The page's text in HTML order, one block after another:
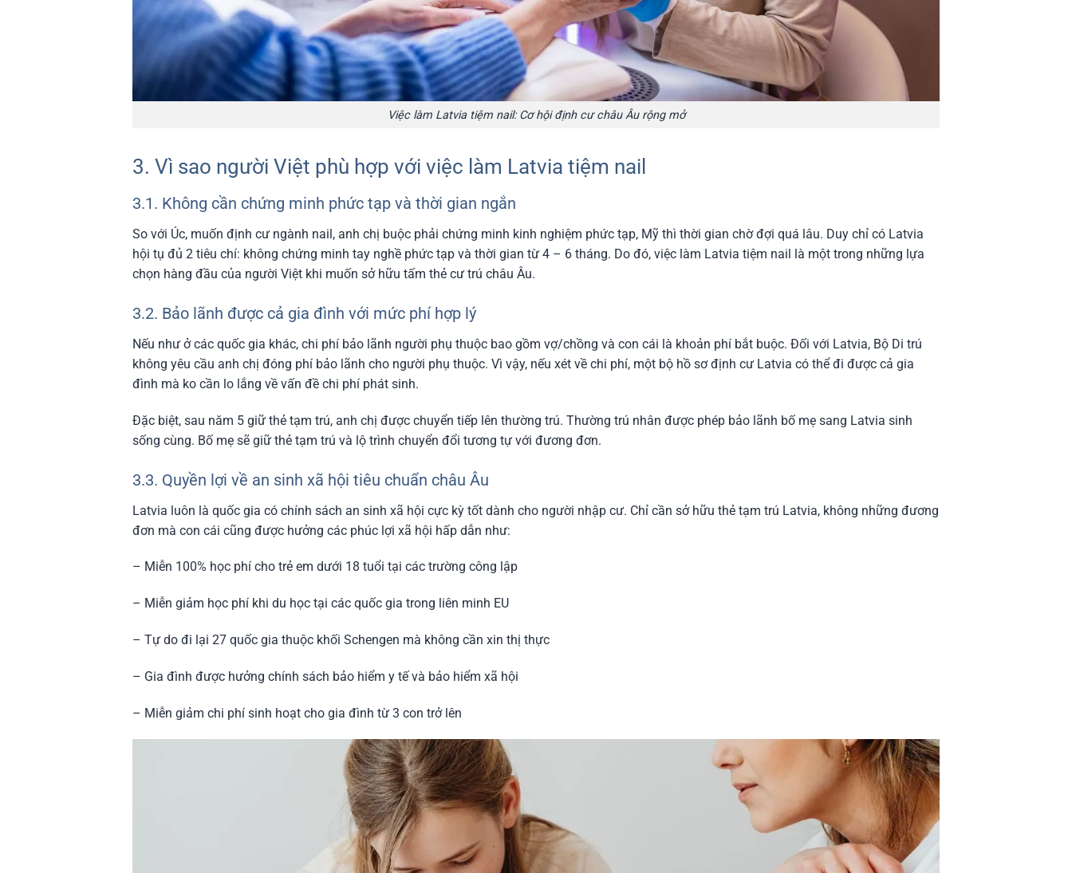
Việc làm Latvia tiệm nail: Cơ hội định cư châu Âu rộng mở
3. Vì sao người Việt phù hợp với việc làm Latvia tiệm nail
3.1. Không cần chứng minh phức tạp và thời gian ngắn
So với Úc, muốn định cư ngành nail, anh chị buộc phải chứng minh kinh nghiệm phức tạp, Mỹ thì thời gian chờ đợi quá lâu. Duy chỉ có Latvia
hội tụ đủ 2 tiêu chí: không chứng minh tay nghề phức tạp và thời gian từ 4 – 6 tháng. Do đó, việc làm Latvia tiệm nail là một trong những lựa
chọn hàng đầu của người Việt khi muốn sở hữu tấm thẻ cư trú châu Âu.
3.2. Bảo lãnh được cả gia đình với mức phí hợp lý
Nếu như ở các quốc gia khác, chi phí bảo lãnh người phụ thuộc bao gồm vợ/chồng và con cái là khoản phí bắt buộc. Đối với Latvia, Bộ Di trú
không yêu cầu anh chị đóng phí bảo lãnh cho người phụ thuộc. Vì vậy, nếu xét về chi phí, một bộ hồ sơ định cư Latvia có thể đi được cả gia
đình mà ko cần lo lắng về vấn đề chi phí phát sinh.
Đặc biệt, sau năm 5 giữ thẻ tạm trú, anh chị được chuyển tiếp lên thường trú. Thường trú nhân được phép bảo lãnh bố mẹ sang Latvia sinh
sống cùng. Bố mẹ sẽ giữ thẻ tạm trú và lộ trình chuyển đổi tương tự với đương đơn.
3.3. Quyền lợi về an sinh xã hội tiêu chuẩn châu Âu
Latvia luôn là quốc gia có chính sách an sinh xã hội cực kỳ tốt dành cho người nhập cư. Chỉ cần sở hữu thẻ tạm trú Latvia, không những đương
đơn mà con cái cũng được hưởng các phúc lợi xã hội hấp dẫn như:
– Miễn 100% học phí cho trẻ em dưới 18 tuổi tại các trường công lập
– Miễn giảm học phí khi du học tại các quốc gia trong liên minh EU
– Tự do đi lại 27 quốc gia thuộc khối Schengen mà không cần xin thị thực
– Gia đình được hưởng chính sách bảo hiểm y tế và bảo hiểm xã hội
– Miễn giảm chi phí sinh hoạt cho gia đình từ 3 con trở lên